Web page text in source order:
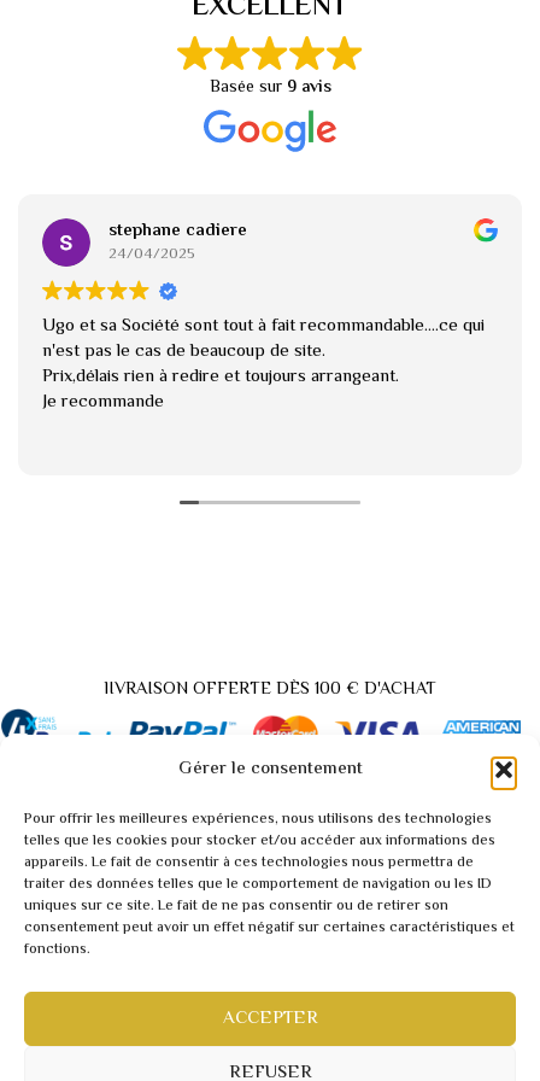
Gérer le consentement
Pour offrir les meilleures expériences, nous utilisons des technologies
telles que les cookies pour stocker et/ou accéder aux informations des
appareils. Le fait de consentir à ces technologies nous permettra de
traiter des données telles que le comportement de navigation ou les ID
uniques sur ce site. Le fait de ne pas consentir ou de retirer son
consentement peut avoir un effet négatif sur certaines caractéristiques et
fonctions.
ACCEPTER
REFUSER
Basée sur 9 avis
stephane cadiere
24/04/2025
Ugo et sa Société sont tout à fait recommandable....ce qui
n'est pas le cas de beaucoup de site.
Prix,délais rien à redire et toujours arrangeant.
Je recommande
lIVRAISON OFFERTE DÈS 100 € D'ACHAT
A propos / Contact
Demande tarif pro / vidéo
Politique de confidentialité
©2022 RARITY
Back
to
Top